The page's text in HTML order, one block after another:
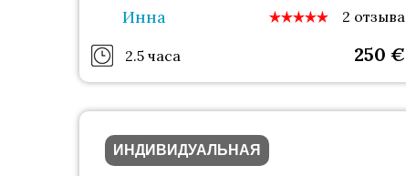
Инна 2 отзыва
2.5 часа 250 €
ИНДИВИДУАЛЬНАЯ